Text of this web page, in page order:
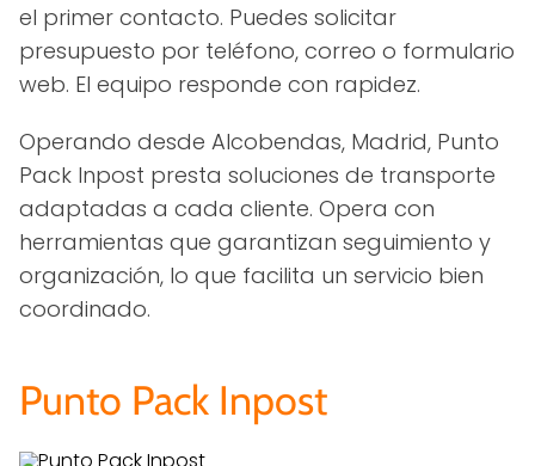
el primer contacto. Puedes solicitar
presupuesto por teléfono, correo o formulario
web. El equipo responde con rapidez.
Operando desde Alcobendas, Madrid, Punto
Pack Inpost presta soluciones de transporte
adaptadas a cada cliente. Opera con
herramientas que garantizan seguimiento y
organización, lo que facilita un servicio bien
coordinado.
Punto Pack Inpost